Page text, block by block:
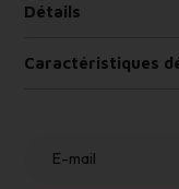
Détails
Caractéristiques
HELLO HOSSY
E-mail